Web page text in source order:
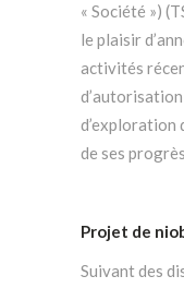
« Société »)
le plaisir
activités
d’exploration
de ses
Projet de
Suivant des